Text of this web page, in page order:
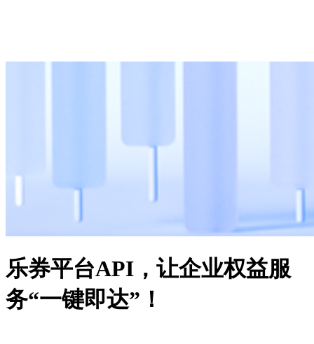
乐券平台API，让企业权益服
务“一键即达”！